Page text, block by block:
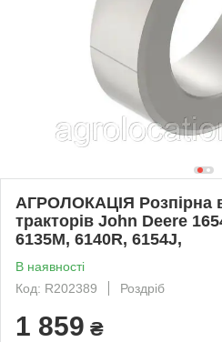
АГРОЛОКАЦІЯ Розпірна
тракторів John Deere
6135M, 6140R, 6154J,
В наявності
Код: R202389
Роздріб
1 859 ₴